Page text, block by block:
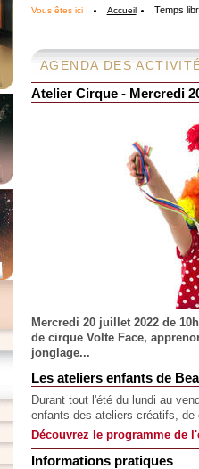
Vous êtes ici : Accueil Temps
AGENDA DES
Atelier Cirque - Mercredi
Mercredi 20 juillet 2022 de
de cirque Volte Face,
jonglage...
Les ateliers enfants de
Durant tout l'été du lundi au
enfants des ateliers créatifs,
Découvrez le programme de
Informations pratiques